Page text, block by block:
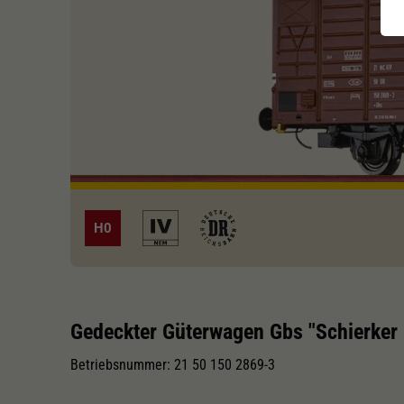
H0
Gedeckter Güterwagen Gbs "Schierker
Betriebsnummer: 21 50 150 2869-3